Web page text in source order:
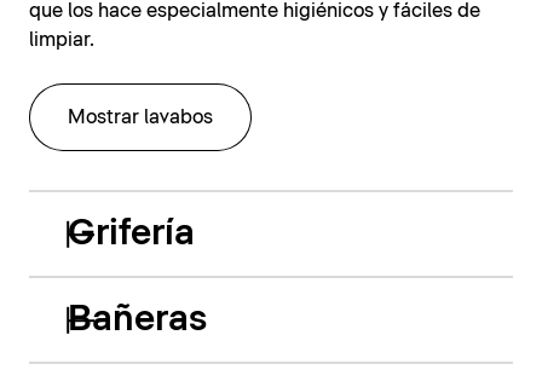
que los hace especialmente higiénicos y fáciles de
limpiar.
Mostrar lavabos
Grifería
Bañeras